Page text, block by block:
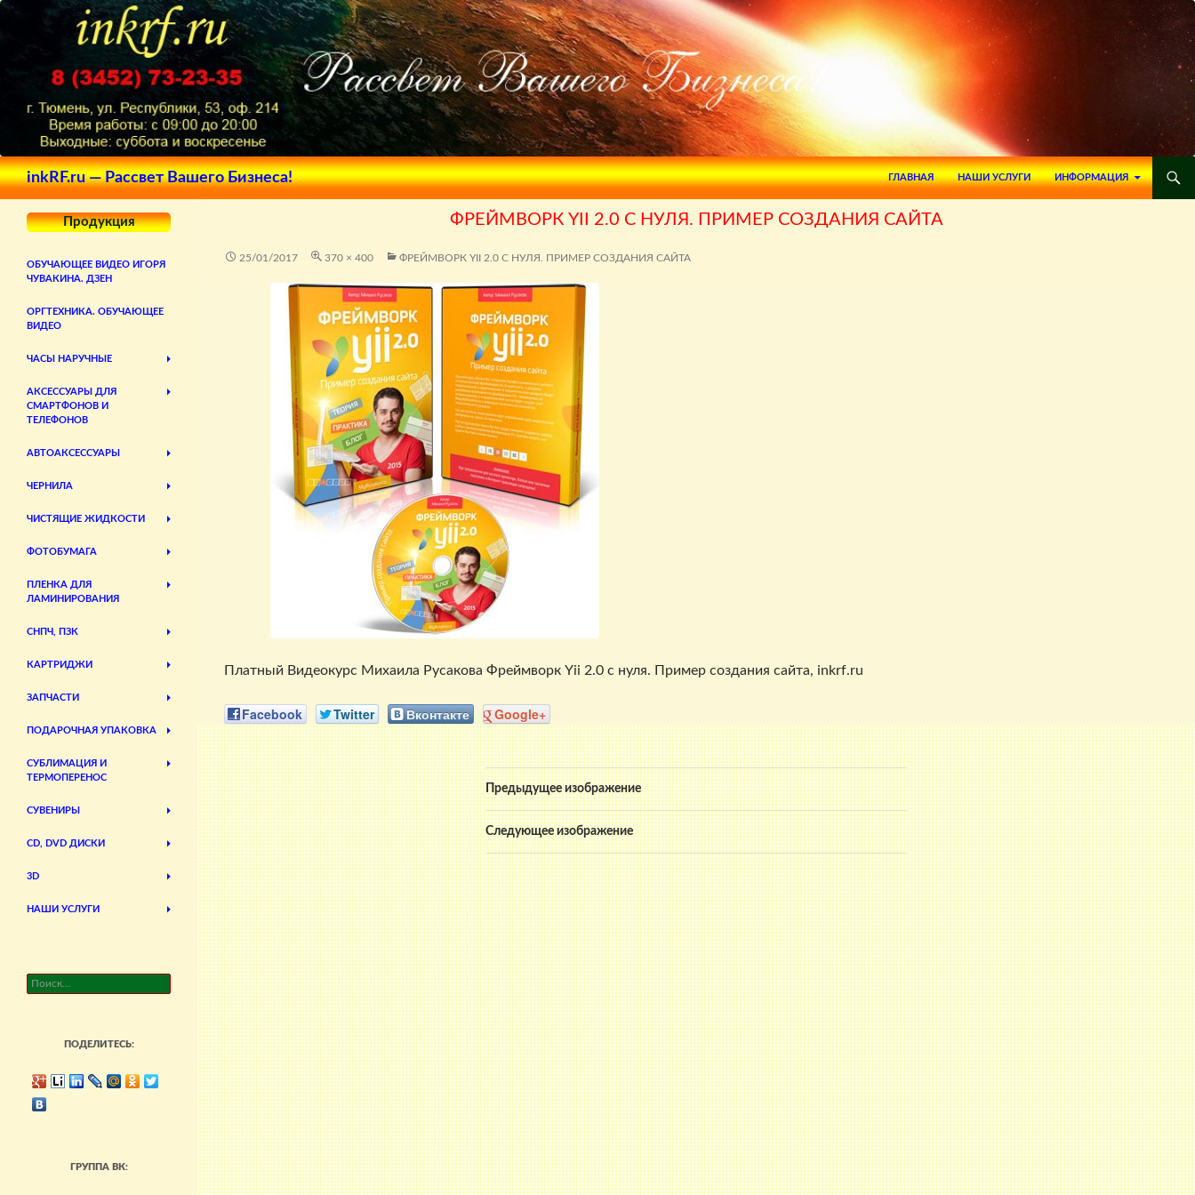
inkRF.ru — Рассвет Вашего Бизнеса!
Поиск
ПЕРЕЙТИ К СОДЕРЖИМОМУ
ГЛАВНАЯ
НАШИ УСЛУГИ ИНФОРМАЦИЯ
ФРЕЙМВОРК YII 2.0 С НУЛЯ. ПРИМЕР СОЗДАНИЯ САЙТА
25/01/2017 370 × 400 ФРЕЙМВОРК YII 2.0 С НУЛЯ. ПРИМЕР СОЗДАНИЯ САЙТА
Платный Видеокурс Михаила Русакова Фреймворк Yii 2.0 с нуля. Пример создания сайта, inkrf.ru
Facebook Twitter Вконтакте Google+
Предыдущее изображение
Следующее изображение
Продукция
ОБУЧАЮЩЕЕ ВИДЕО ИГОРЯ
ЧУВАКИНА. ДЗЕН
ОРГТЕХНИКА. ОБУЧАЮЩЕЕ
ВИДЕО
ЧАСЫ НАРУЧНЫЕ
АКСЕССУАРЫ ДЛЯ
СМАРТФОНОВ И
ТЕЛЕФОНОВ
АВТОАКСЕССУАРЫ
ЧЕРНИЛА
ЧИСТЯЩИЕ ЖИДКОСТИ
ФОТОБУМАГА
ПЛЕНКА ДЛЯ
ЛАМИНИРОВАНИЯ
СНПЧ, ПЗК
КАРТРИДЖИ
ЗАПЧАСТИ
ПОДАРОЧНАЯ УПАКОВКА
СУБЛИМАЦИЯ И
ТЕРМОПЕРЕНОС
СУВЕНИРЫ
CD, DVD ДИСКИ
3D
НАШИ УСЛУГИ
Найти:
ПОДЕЛИТЕСЬ:
ГРУППА ВК: